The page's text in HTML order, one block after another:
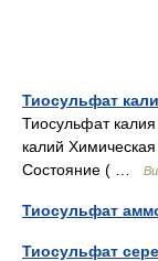
Тиосульфат
Тиосульфат
калий
Состояние ( …
Тиосульфат
Тиосульфат